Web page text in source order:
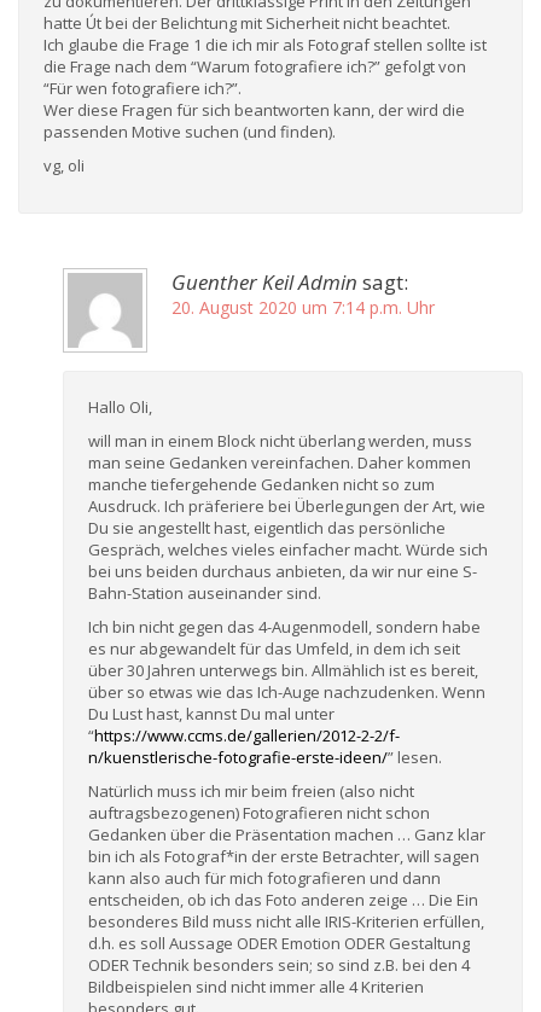
hatte Út bei der Belichtung mit Sicherheit nicht beachtet.
Ich glaube die Frage 1 die ich mir als Fotograf stellen sollte ist
die Frage nach dem “Warum fotografiere ich?” gefolgt von
“Für wen fotografiere ich?”.
Wer diese Fragen für sich beantworten kann, der wird die
passenden Motive suchen (und finden).
vg, oli
Guenther Keil Admin sagt:
20. August 2020 um 7:14 p.m. Uhr
Hallo Oli,
will man in einem Block nicht überlang werden, muss
man seine Gedanken vereinfachen. Daher kommen
manche tiefergehende Gedanken nicht so zum
Ausdruck. Ich präferiere bei Überlegungen der Art, wie
Du sie angestellt hast, eigentlich das persönliche
Gespräch, welches vieles einfacher macht. Würde sich
bei uns beiden durchaus anbieten, da wir nur eine S-
Bahn-Station auseinander sind.
Ich bin nicht gegen das 4-Augenmodell, sondern habe
es nur abgewandelt für das Umfeld, in dem ich seit
über 30 Jahren unterwegs bin. Allmählich ist es bereit,
über so etwas wie das Ich-Auge nachzudenken. Wenn
Du Lust hast, kannst Du mal unter
“https://www.ccms.de/gallerien/2012-2-2/f-
n/kuenstlerische-fotografie-erste-ideen/” lesen.
Natürlich muss ich mir beim freien (also nicht
auftragsbezogenen) Fotografieren nicht schon
Gedanken über die Präsentation machen … Ganz klar
bin ich als Fotograf*in der erste Betrachter, will sagen
kann also auch für mich fotografieren und dann
entscheiden, ob ich das Foto anderen zeige … Die Ein
besonderes Bild muss nicht alle IRIS-Kriterien erfüllen,
d.h. es soll Aussage ODER Emotion ODER Gestaltung
ODER Technik besonders sein; so sind z.B. bei den 4
Bildbeispielen sind nicht immer alle 4 Kriterien